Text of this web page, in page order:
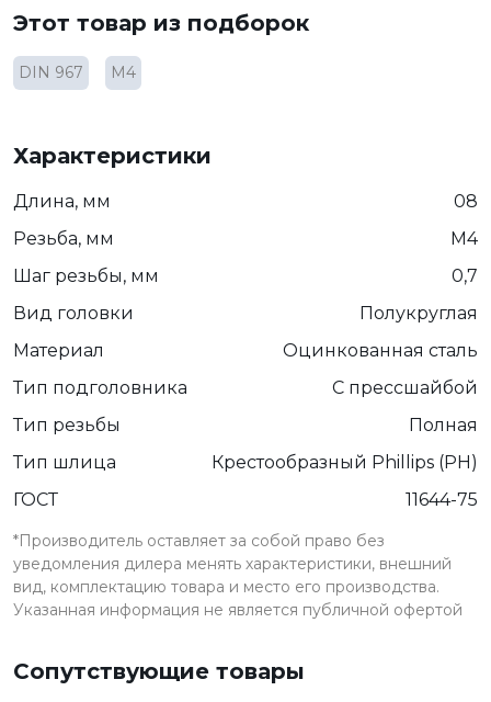
Этот товар из подборок
DIN 967 M4
Характеристики
Длина, мм
08
Резьба, мм
М4
Шаг резьбы, мм
0,7
Вид головки
Полукруглая
Материал
Оцинкованная сталь
Тип подголовника
С прессшайбой
Тип резьбы
Полная
Тип шлица
Крестообразный Phillips (PH)
ГОСТ
11644-75
*Производитель оставляет за собой право без
уведомления дилера менять характеристики, внешний
вид, комплектацию товара и место его производства.
Указанная информация не является публичной офертой
Сопутствующие товары